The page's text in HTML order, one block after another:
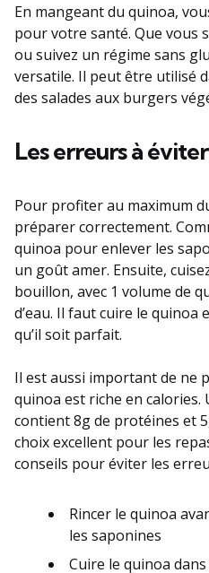
En mangeant du quinoa,
pour votre santé. Que vous
ou suivez un régime sans
versatile. Il peut être utilisé
des salades aux burgers
Les erreurs à
Pour profiter au maximum
préparer correctement.
quinoa pour enlever les
un goût amer. Ensuite,
bouillon, avec 1 volume de
d’eau. Il faut cuire le
qu’il soit parfait.
Il est aussi important de ne
quinoa est riche en calories.
contient 8g de protéines et
choix excellent pour les
conseils pour éviter les
Rincer le quinoa
les saponines
Cuire le quinoa